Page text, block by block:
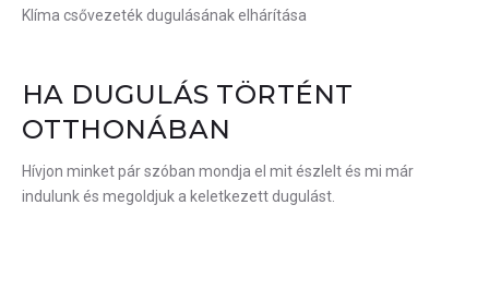
KATEGÓRIA:
KLÍMA
CSŐVEZETÉK
DUGULÁSÁNAK
Klíma csővezeték dugulásának elhárítása
HA DUGULÁS TÖRTÉNT
OTTHONÁBAN
Hívjon minket pár szóban mondja el mit észlelt és mi már
indulunk és megoldjuk a keletkezett dugulást.